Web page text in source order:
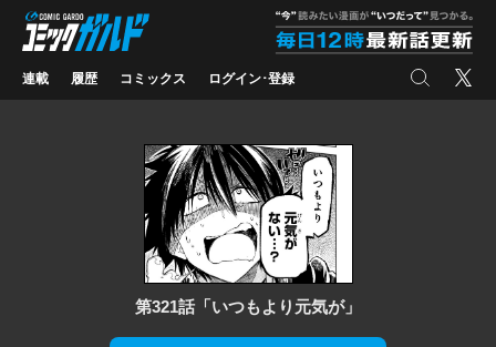
コミックガルド
連載 履歴 コミックス ログイン･登録 検索 X
第321話「いつもより元気が」